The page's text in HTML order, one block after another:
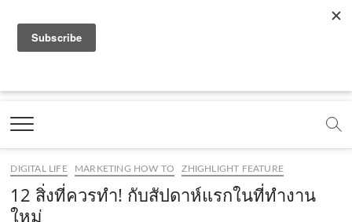
a
e
b
o
o
k
o
t
b
e
.
x
.
c
e
m
e
t
g
r
a
t
k
.
c
Marketing Oops!
DIGITAL | CREATIVE | ADVERTISING | CAMPAIGN |
DIGITAL LIFE MARKETING HOW TO ZHIGHLIGHT FEATURE
12 สิ่งที่ควรทำ! กับสัปดาห์แรกในที่ทำงาน
ใหม่